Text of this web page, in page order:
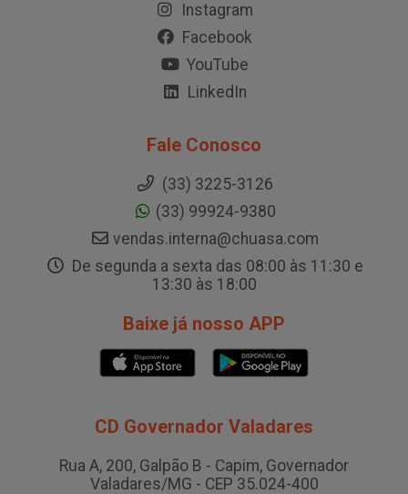
Instagram
Facebook
YouTube
LinkedIn
Fale Conosco
(33) 3225-3126
(33) 99924-9380
vendas.interna@chuasa.com
De segunda a sexta das 08:00 às 11:30 e
13:30 às 18:00
Baixe já nosso APP
CD Governador Valadares
Rua A, 200, Galpão B - Capim, Governador
Valadares/MG - CEP 35.024-400